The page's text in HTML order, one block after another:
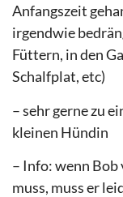
Anfangszeit
irgendwie
Füttern, in den
Schalfplat, etc)
– sehr gerne zu
kleinen Hündin
– Info: wenn
muss, muss er